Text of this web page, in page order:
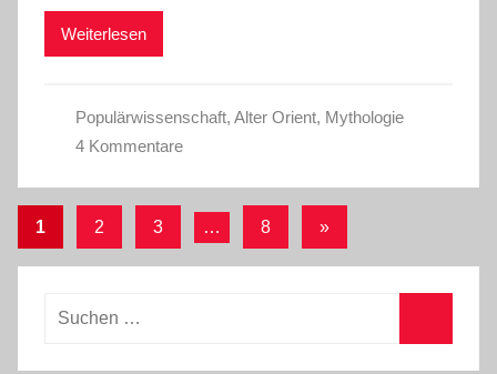
Weiterlesen
Populärwissenschaft, Alter Orient, Mythologie
4 Kommentare
Seitennummerierung
der
Beiträge
1 2 3 … 8
Nächste
»
Suchen